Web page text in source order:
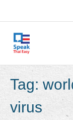
content
Tag:
virus